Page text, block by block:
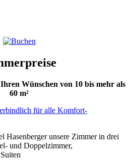
Wünschen von 10 bis mehr als
60 m²
Hasenberger unsere Zimmer in drei
und Doppelzimmer,